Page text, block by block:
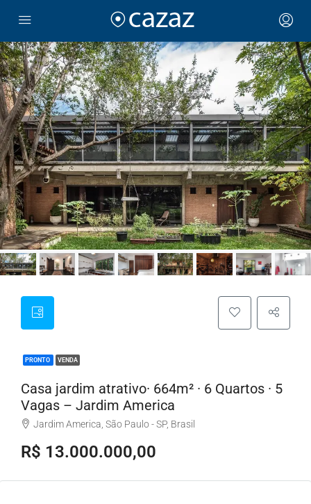
PRONTO VENDA
Casa jardim atrativo· 664m² · 6 Quartos · 5
Vagas – Jardim America
Jardim America, São Paulo - SP, Brasil
R$ 13.000.000,00